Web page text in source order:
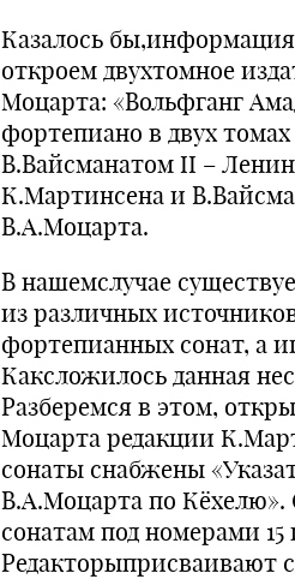
Казалось
откроем двухтомное
Моцарта: «Вольфганг
фортепиано в двух
В.Вайсманатом II –
К.Мартинсена и
В.А.Моцарта.
В нашемслучае
из различных
фортепианных сонат, а
Каксложилось данная
Разберемся в этом,
Моцарта редакции
сонаты снабжены
В.А.Моцарта по
сонатам под номерами 15
Редакторыприсваивают